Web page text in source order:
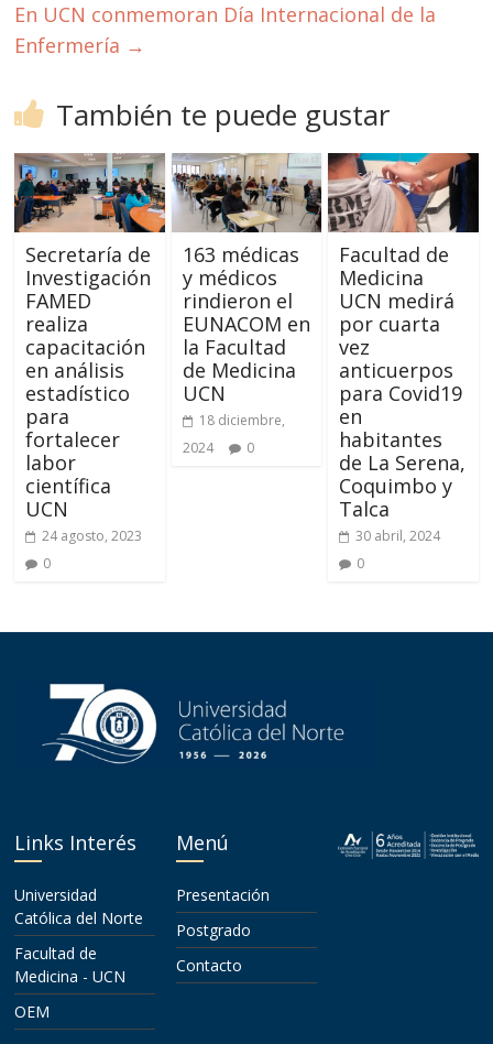
En UCN conmemoran Día Internacional de la
Enfermería →
También te puede gustar
Secretaría de
Investigación
FAMED
realiza
capacitación
en análisis
estadístico
para
fortalecer
labor
científica
UCN
24 agosto, 2023
0
163 médicas
y médicos
rindieron el
EUNACOM en
la Facultad
de Medicina
UCN
18 diciembre,
2024
0
Facultad de
Medicina
UCN medirá
por cuarta
vez
anticuerpos
para Covid19
en
habitantes
de La Serena,
Coquimbo y
Talca
30 abril, 2024
0
Links Interés
Universidad
Católica del Norte
Facultad de
Medicina - UCN
OEM
Menú
Presentación
Postgrado
Contacto